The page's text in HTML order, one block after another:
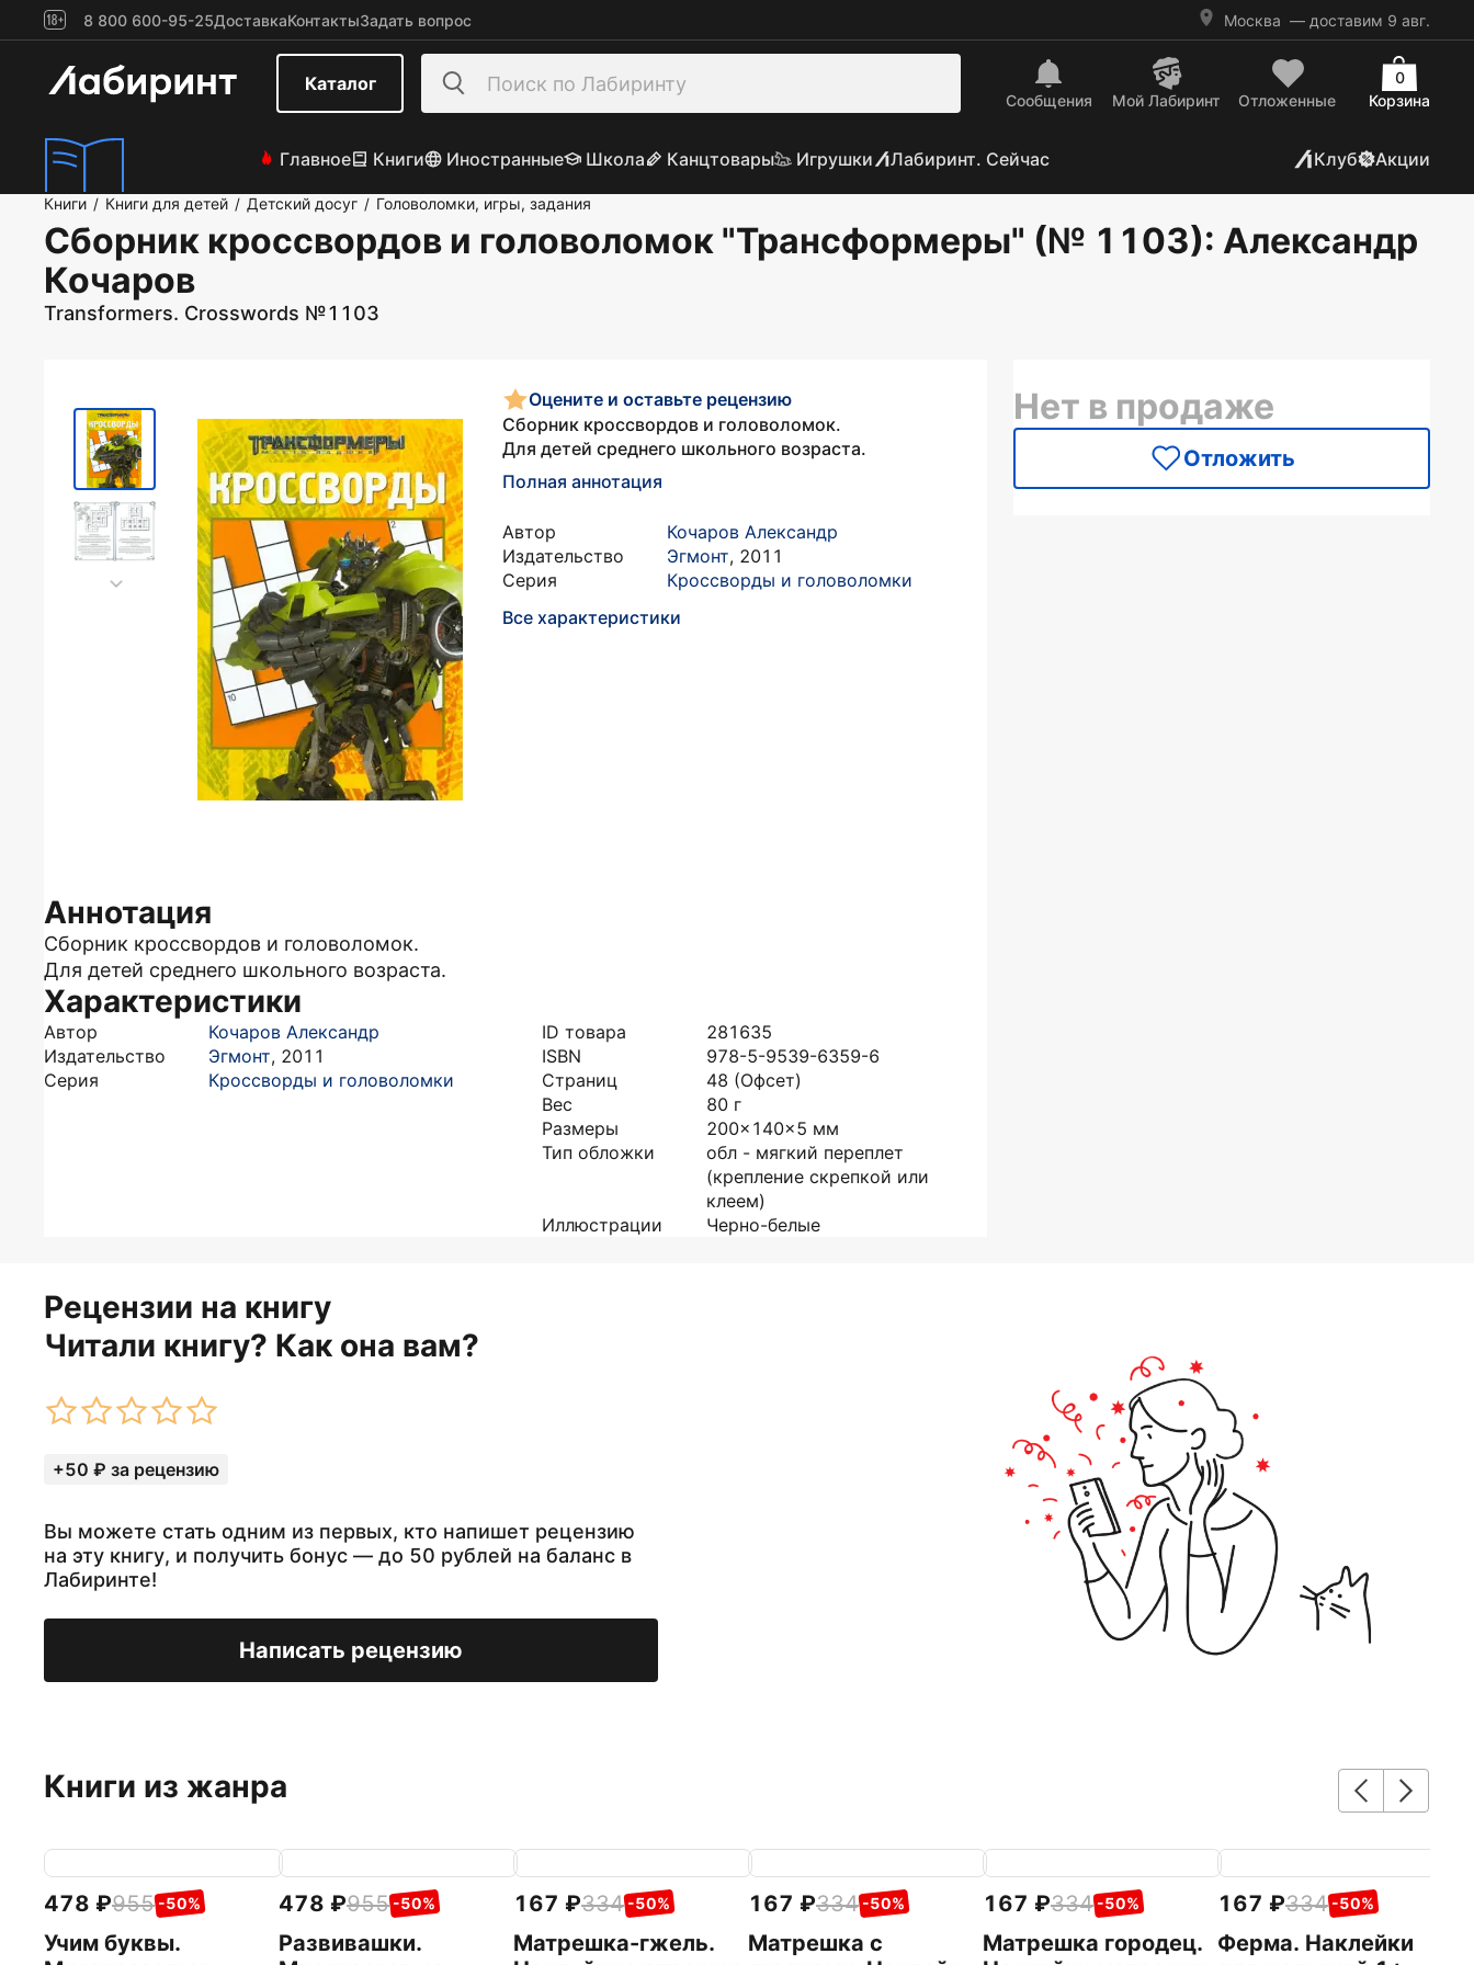
8 800 600-95-25ДоставкаКонтактыЗадать вопрос Москва — доставим 9 авг.
Каталог
Сообщения Mой Лабиринт Отложенные Корзина
0
Главное Книги Иностранные Школа Канцтовары Игрушки Лабиринт. Сейчас Клуб Акции
Книги / Книги для детей / Детский досуг / Головоломки, игры, задания
Сборник кроссвордов и головоломок "Трансформеры" (№ 1103): Александр
Кочаров
Transformers. Crosswords №1103
Оцените и оставьте рецензию
Сборник кроссвордов и головоломок.
Для детей среднего школьного возраста.
Полная аннотация
Автор
Кочаров Александр
Издательство
Эгмонт, 2011
Серия
Кроссворды и головоломки
Все характеристики
Аннотация
Сборник кроссвордов и головоломок.
Для детей среднего школьного возраста.
Характеристики
Автор
Кочаров Александр
Издательство
Эгмонт, 2011
Серия
Кроссворды и головоломки
ID товара
281635
ISBN
978-5-9539-6359-6
Страниц
48 (Офсет)
Вес
80 г
Размеры
200x140x5 мм
Тип обложки
обл - мягкий переплет
(крепление скрепкой или
клеем)
Иллюстрации
Черно-белые
Нет в продаже
Отложить
Рецензии на книгу
Читали книгу? Как она вам?
+50 ₽ за рецензию
Вы можете стать одним из первых, кто напишет рецензию
на эту книгу, и получить бонус — до 50 рублей на баланс в
Лабиринте!
Написать рецензию
Книги из жанра
478 955 -50%
Учим буквы.
478 955 -50%
Развивашки.
167 334 -50%
Матрешка-гжель.
167 334 -50%
Матрешка с
167 334 -50%
Матрешка городец.
167 334 -50%
Ферма. Наклейки